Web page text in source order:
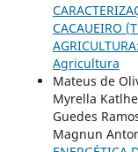
CACAUEIRO
Agricultura
Mateus de
Myrella
Guedes
Magnun